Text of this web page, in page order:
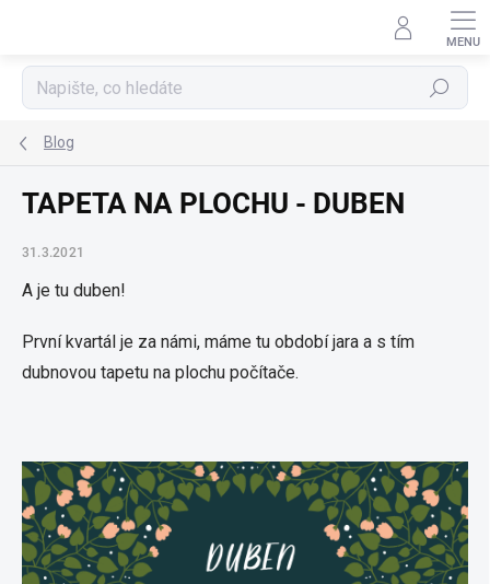
Hledat
Blog
TAPETA NA PLOCHU - DUBEN
31.3.2021
A je tu duben!
První kvartál je za námi, máme tu období jara a s tím
dubnovou tapetu na plochu počítače.